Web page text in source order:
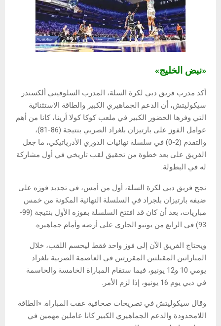
«نبض الخليج»
أكد مدرب فريق دبي لكرة السلة، المدرب السلوفيني ألكسندر
سيكوليتش، أن الدعم الجماهيري الكبير والطاقة الاستثنائية
التي وفرها الحضور الكبير في ملعب كوكا كولا أرينا، كانا من أهم
عوامل الفوز على بارتيزان بلغراد الصربي بنتيجة (86-81)،
والتقدم (2-0) في سلسلة نهائيات الدوري الأدرياتيكي، ما جعل
الفريق على بعد خطوة من تحقيق لقب تاريخي في أول مشاركة
له في البطولة.
نجح فريق دبي لكرة السلة، أول من أمس، في تجديد فوزه على
ضيفه بارتيزان بلجراد في السلسلة النهائية المكونة من خمس
مباريات، بعد أن كان قد افتتح السلسلة بفوزه الأول بنتيجة (99-
93) في الرابع من يونيو الجاري على أرضه وأمام جماهيره.
ويحتاج الفريق الآن إلى فوز واحد فقط ليحسم اللقب، خلال
المباراتين المقبلتين المقررتين في العاصمة الصربية بلغراد
يومي 10 و12 يونيو، فيما ستقام المباراة الخامسة والحاسمة
في دبي يوم 16 يونيو، إذا لزم الأمر.
وقال سيكوليتش ​​في تصريحات صحافية عقب المباراة: «الطاقة
اللامحدودة والدعم الجماهيري الكبير كانا عاملين مهمين في